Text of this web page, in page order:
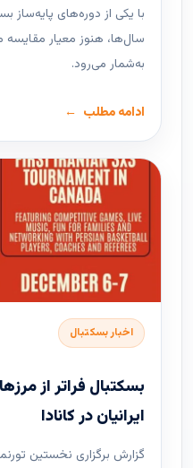
با یکی از دوره‌های پایه‌ساز
سال‌ها، هنوز معیار
به‌شمار می‌رود.
ادامه مطلب
اخبار بسکتبال
ایرانیان در کانادا